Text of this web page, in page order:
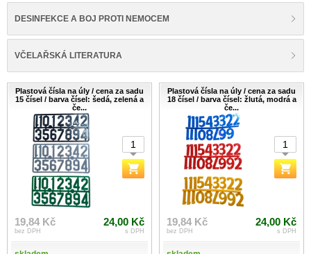
DESINFEKCE A BOJ PROTI NEMOCEM
VČELAŘSKÁ LITERATURA
Plastová čísla na úly / cena za sadu
15 čísel / barva čísel: šedá, zelená a
če...
19,84 Kč
bez DPH
24,00 Kč
s DPH
Plastová čísla na úly / cena za sadu
18 čísel / barva čísel: žlutá, modrá a
če...
19,84 Kč
bez DPH
24,00 Kč
s DPH